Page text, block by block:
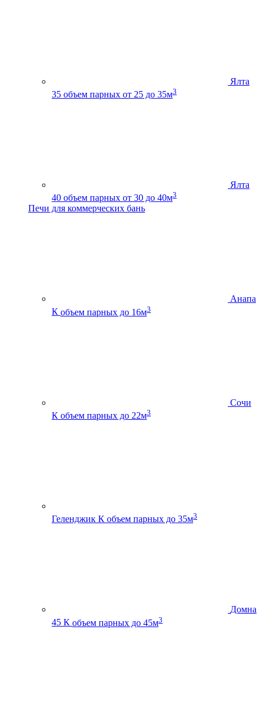
Ялта
35 объем парных от 25 до 35м3
Ялта
40 объем парных от 30 до 40м3
Печи для коммерческих бань
Анапа
К объем парных до 16м3
Сочи
К объем парных до 22м3
Геленджик К объем парных до 35м3
Домна
45 К объем парных до 45м3